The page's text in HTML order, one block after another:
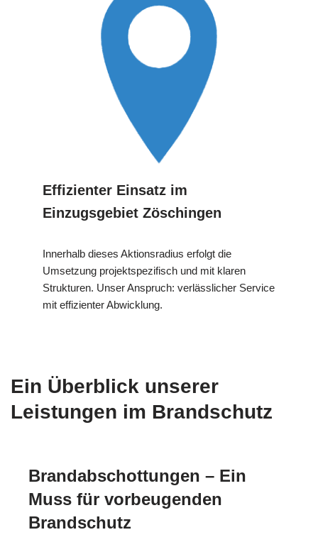
Effizienter Einsatz im
Einzugsgebiet Zöschingen
Innerhalb dieses Aktionsradius erfolgt die
Umsetzung projektspezifisch und mit klaren
Strukturen. Unser Anspruch: verlässlicher Service
mit effizienter Abwicklung.
Ein Überblick unserer
Leistungen im Brandschutz
Brandabschottungen – Ein
Muss für vorbeugenden
Brandschutz